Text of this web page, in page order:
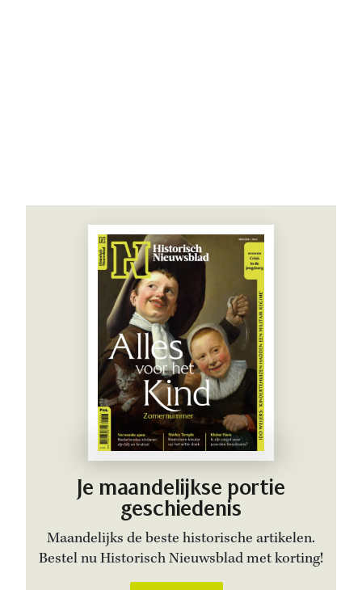
Je maandelijkse portie
geschiedenis
Maandelijks de beste historische artikelen.
Bestel nu Historisch Nieuwsblad met korting!